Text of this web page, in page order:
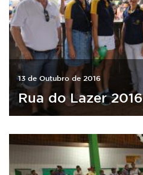
13 de Outubro de 2016
Rua do Lazer 2016